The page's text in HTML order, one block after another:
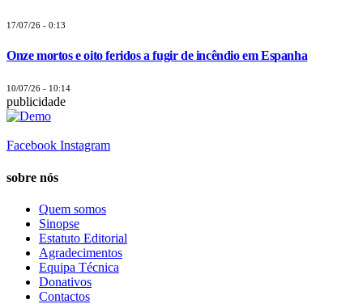
17/07/26 - 0:13
Onze mortos e oito feridos a fugir de incêndio em Espanha
10/07/26 - 10:14
publicidade
Facebook Instagram
sobre nós
Quem somos
Sinopse
Estatuto Editorial
Agradecimentos
Equipa Técnica
Donativos
Contactos